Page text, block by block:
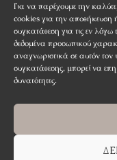
Για να παρέχουμε την
cookies για την
συγκατάθεση για τις εν λόγω
δεδομένα προσωπικού
αναγνωριστικά σε αυτόν
συγκατάθεσης, μπορεί να
δυνατότητες.
Τρόποι παραγγελίας
Επιστροφή προϊόντων